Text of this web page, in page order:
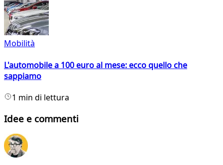
Mobilità
L'automobile a 100 euro al mese: ecco quello che
sappiamo
1 min di lettura
Idee e commenti